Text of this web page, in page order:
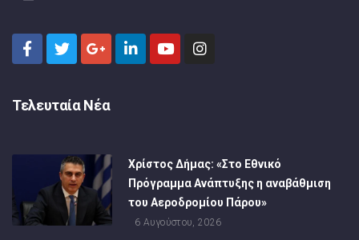
Τελευταία Νέα
Χρίστος Δήμας: «Στο Εθνικό
Πρόγραμμα Ανάπτυξης η αναβάθμιση
του Αεροδρομίου Πάρου»
6 Αυγούστου, 2026